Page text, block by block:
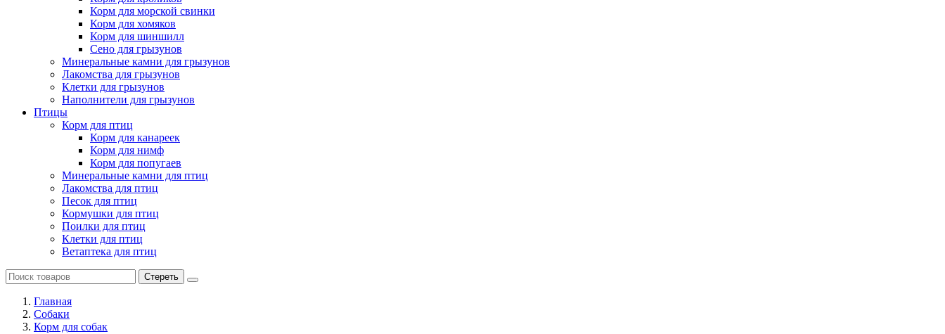
Корм для морской свинки
Корм для хомяков
Корм для шиншилл
Сено для грызунов
Минеральные камни для грызунов
Лакомства для грызунов
Клетки для грызунов
Наполнители для грызунов
Птицы
Корм для птиц
Корм для канареек
Корм для нимф
Корм для попугаев
Минеральные камни для птиц
Лакомства для птиц
Песок для птиц
Кормушки для птиц
Поилки для птиц
Клетки для птиц
Ветаптека для птиц
Стереть
Главная
Cобаки
Корм для собак